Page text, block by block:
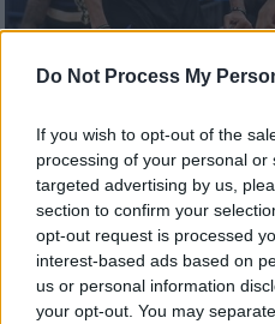
Do Not Process My
If you wish to opt-out of the
processing of your personal
targeted advertising by us,
section to confirm your
opt-out request is processed
interest-based ads based on
us or personal information
your opt-out. You may
Αθλητισμός|07.02.2020
ΝΒΑ: Νέο σόου του
«Θύματά» του οι
Εκανε νταμπλ νταμπλ
ημίχρονο